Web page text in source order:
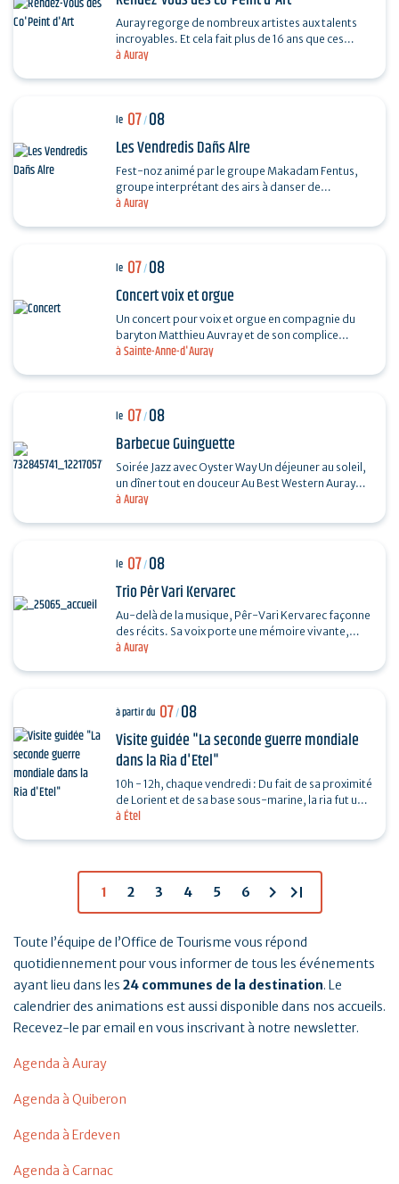
à Auray
Auray regorge de nombreux artistes aux talents
incroyables. Et cela fait plus de 16 ans que ces
derniers se réunissent tous les étés. Pour
à Auray
le 07/08
Les Vendredis Dañs Alre
Fest-noz animé par le groupe Makadam Fentus,
groupe interprétant des airs à danser de
Bretagne. Il propose des airs et des chants issus de
à Sainte-Anne-d'Auray
le 07/08
Concert voix et orgue
Un concert pour voix et orgue en compagnie du
baryton Matthieu Auvray et de son complice
Antoine Joly aux claviers, pour un moment
à Auray
le 07/08
Barbecue Guinguette
Soirée Jazz avec Oyster Way Un déjeuner au soleil,
un dîner tout en douceur Au Best Western Auray
Hôtel du Loch, la terrasse du restaurant La
à Auray
le 07/08
Trio Pêr Vari Kervarec
Au-delà de la musique, Pêr-Vari Kervarec façonne
des récits. Sa voix porte une mémoire vivante,
enracinée dans l’âme collective, où chaque mot…
à Étel
à partir du 07/08
Visite guidée "La seconde guerre mondiale
dans la Ria d'Etel"
10h - 12h, chaque vendredi : Du fait de sa proximité
de Lorient et de sa base sous-marine, la ria fut un
enjeu important de la seconde guerre mondiale.…
1 2 3 4 5 6 chevron_right last_page
Toute l’équipe de l’Office de Tourisme vous répond
quotidiennement pour vous informer de tous les événements
ayant lieu dans les 24 communes de la destination. Le
calendrier des animations est aussi disponible dans nos accueils.
Recevez-le par email en vous inscrivant à notre newsletter.
Agenda à Auray
Agenda à Quiberon
Agenda à Erdeven
Agenda à Carnac